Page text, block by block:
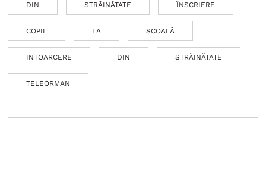
DIN STRĂINĂTATE ÎNSCRIERE
COPIL LA ȘCOALĂ
INTOARCERE DIN STRĂINĂTATE
TELEORMAN